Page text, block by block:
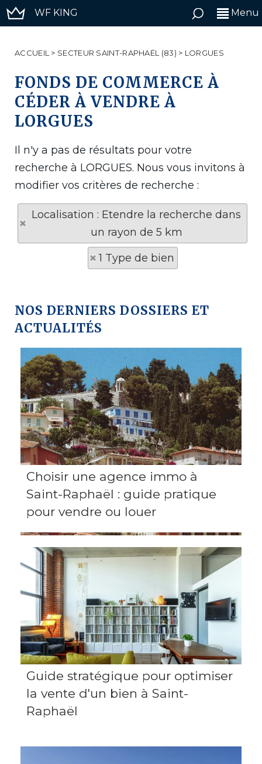
WF KING Menu
ACCUEIL > SECTEUR SAINT-RAPHAËL (83) > LORGUES
FONDS DE COMMERCE À
CÉDER À VENDRE À
LORGUES
Il n'y a pas de résultats pour votre
recherche à LORGUES. Nous vous invitons à
modifier vos critères de recherche :
Localisation : Etendre la recherche dans
un rayon de 5 km
1 Type de bien
NOS DERNIERS DOSSIERS ET
ACTUALITÉS
Choisir une agence immo à
Saint-Raphaël : guide pratique
pour vendre ou louer
Guide stratégique pour optimiser
la vente d'un bien à Saint-
Raphaël